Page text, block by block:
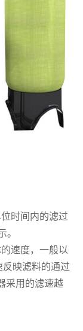
时间内的滤过
。
速度，一般以
反映滤料的通过
采用的滤速越